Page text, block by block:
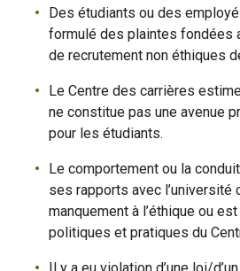
Des étudiants ou des
formulé des plaintes fondées
de recrutement non éthiques
Le Centre des carrières
ne constitue pas une avenue
pour les étudiants.
Le comportement ou la
ses rapports avec l’université
manquement à l’éthique ou
politiques et pratiques du